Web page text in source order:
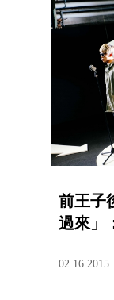
前王子
過來」
02.16.2015